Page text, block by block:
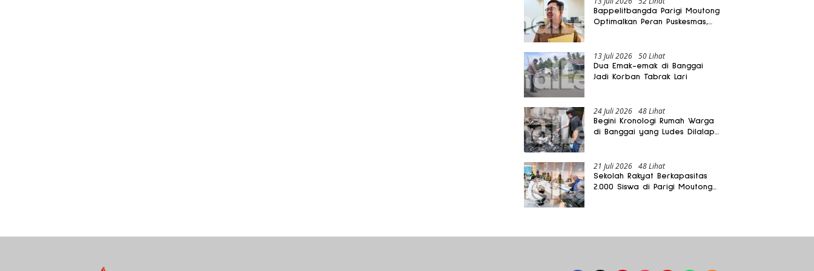
Bappelitbangda Parigi Moutong
Optimalkan Peran Puskesmas,
13 Juli 2026 50 Lihat
Dua Emak-emak di Banggai
Jadi Korban Tabrak Lari
24 Juli 2026 48 Lihat
Begini Kronologi Rumah Warga
di Banggai yang Ludes Dilalap
21 Juli 2026 48 Lihat
Sekolah Rakyat Berkapasitas
2.000 Siswa di Parigi Moutong